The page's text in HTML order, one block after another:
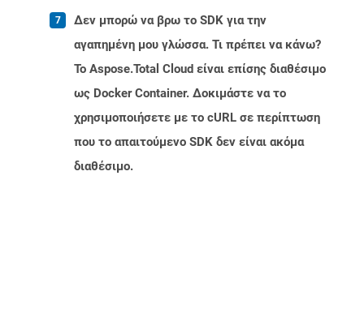
Δεν μπορώ να βρω το SDK για την
αγαπημένη μου γλώσσα. Τι πρέπει να κάνω?
Το Aspose.Total Cloud είναι επίσης διαθέσιμο
ως Docker Container. Δοκιμάστε να το
χρησιμοποιήσετε με το cURL σε περίπτωση
που το απαιτούμενο SDK δεν είναι ακόμα
διαθέσιμο.